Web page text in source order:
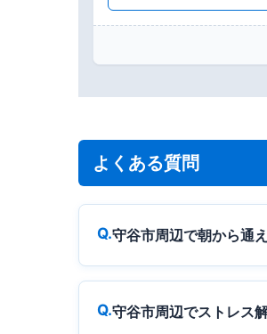
よくある質問
守谷市周辺で朝から通
守谷市周辺でストレス